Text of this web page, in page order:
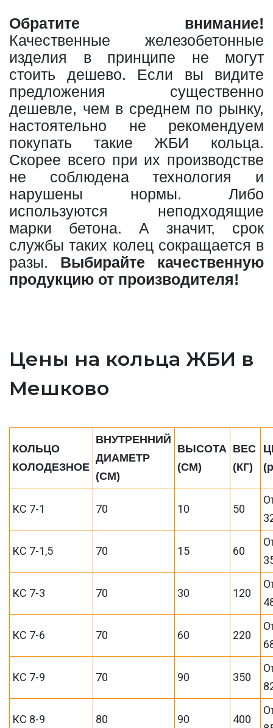
Обратите внимание!
Качественные железобетонные
изделия в принципе не могут
стоить дешево. Если вы видите
предложения существенно
дешевле, чем в среднем по рынку,
настоятельно не рекомендуем
покупать такие ЖБИ кольца.
Скорее всего при их производстве
не соблюдена технология и
нарушены нормы. Либо
используются неподходящие
марки бетона. А значит, срок
службы таких колец сокращается в
разы. Выбирайте качественную
продукцию от производителя!
Цены на кольца ЖБИ в
Мешково
КОЛЬЦО
КОЛОДЕЗНОЕ
ВНУТРЕННИЙ
ДИАМЕТР
(СМ)
ВЫСОТА
(СМ)
ВЕС
(КГ)
КС 7-1 70 10 50
КС 7-1,5 70 15 60
КС 7-3 70 30 120
КС 7-6 70 60 220
КС 7-9 70 90 350
КС 8-9 80 90 400